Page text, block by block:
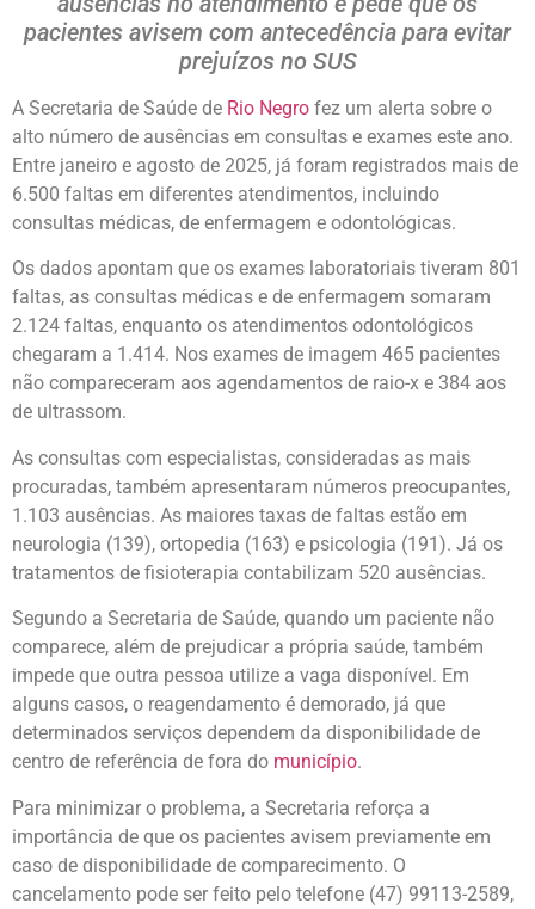
pacientes avisem com antecedência para evitar
prejuízos no SUS
A Secretaria de Saúde de Rio Negro fez um alerta sobre o
alto número de ausências em consultas e exames este ano.
Entre janeiro e agosto de 2025, já foram registrados mais de
6.500 faltas em diferentes atendimentos, incluindo
consultas médicas, de enfermagem e odontológicas.
Os dados apontam que os exames laboratoriais tiveram 801
faltas, as consultas médicas e de enfermagem somaram
2.124 faltas, enquanto os atendimentos odontológicos
chegaram a 1.414. Nos exames de imagem 465 pacientes
não compareceram aos agendamentos de raio-x e 384 aos
de ultrassom.
As consultas com especialistas, consideradas as mais
procuradas, também apresentaram números preocupantes,
1.103 ausências. As maiores taxas de faltas estão em
neurologia (139), ortopedia (163) e psicologia (191). Já os
tratamentos de fisioterapia contabilizam 520 ausências.
Segundo a Secretaria de Saúde, quando um paciente não
comparece, além de prejudicar a própria saúde, também
impede que outra pessoa utilize a vaga disponível. Em
alguns casos, o reagendamento é demorado, já que
determinados serviços dependem da disponibilidade de
centro de referência de fora do município.
Para minimizar o problema, a Secretaria reforça a
importância de que os pacientes avisem previamente em
caso de disponibilidade de comparecimento. O
cancelamento pode ser feito pelo telefone (47) 99113-2589,